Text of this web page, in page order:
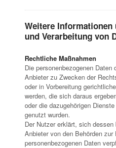
Weitere Informationen
und Verarbeitung von
Rechtliche Maßnahmen
Die personenbezogenen
Anbieter zu Zwecken der
oder in Vorbereitung
werden, die sich daraus
oder die dazugehörigen
genutzt wurden.
Der Nutzer erklärt, sich
Anbieter von den Behörden zur
personenbezogenen Daten